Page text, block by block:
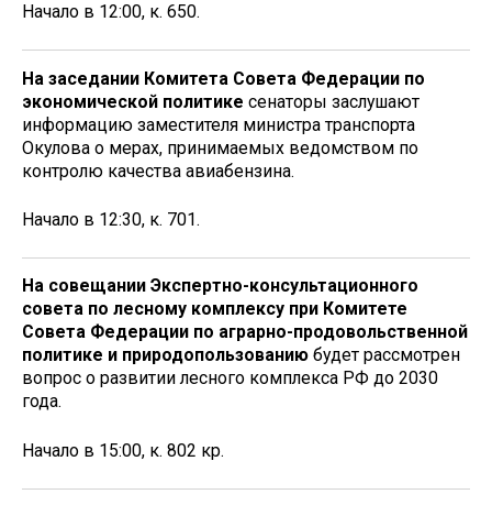
Начало в 12:00, к. 650.
На заседании Комитета Совета Федерации по
экономической политике сенаторы заслушают
информацию заместителя министра транспорта
Окулова о мерах, принимаемых ведомством по
контролю качества авиабензина.
Начало в 12:30, к. 701.
На совещании Экспертно-консультационного
совета по лесному комплексу при Комитете
Совета Федерации по аграрно-продовольственной
политике и природопользованию будет рассмотрен
вопрос о развитии лесного комплекса РФ до 2030
года.
Начало в 15:00, к. 802 кр.